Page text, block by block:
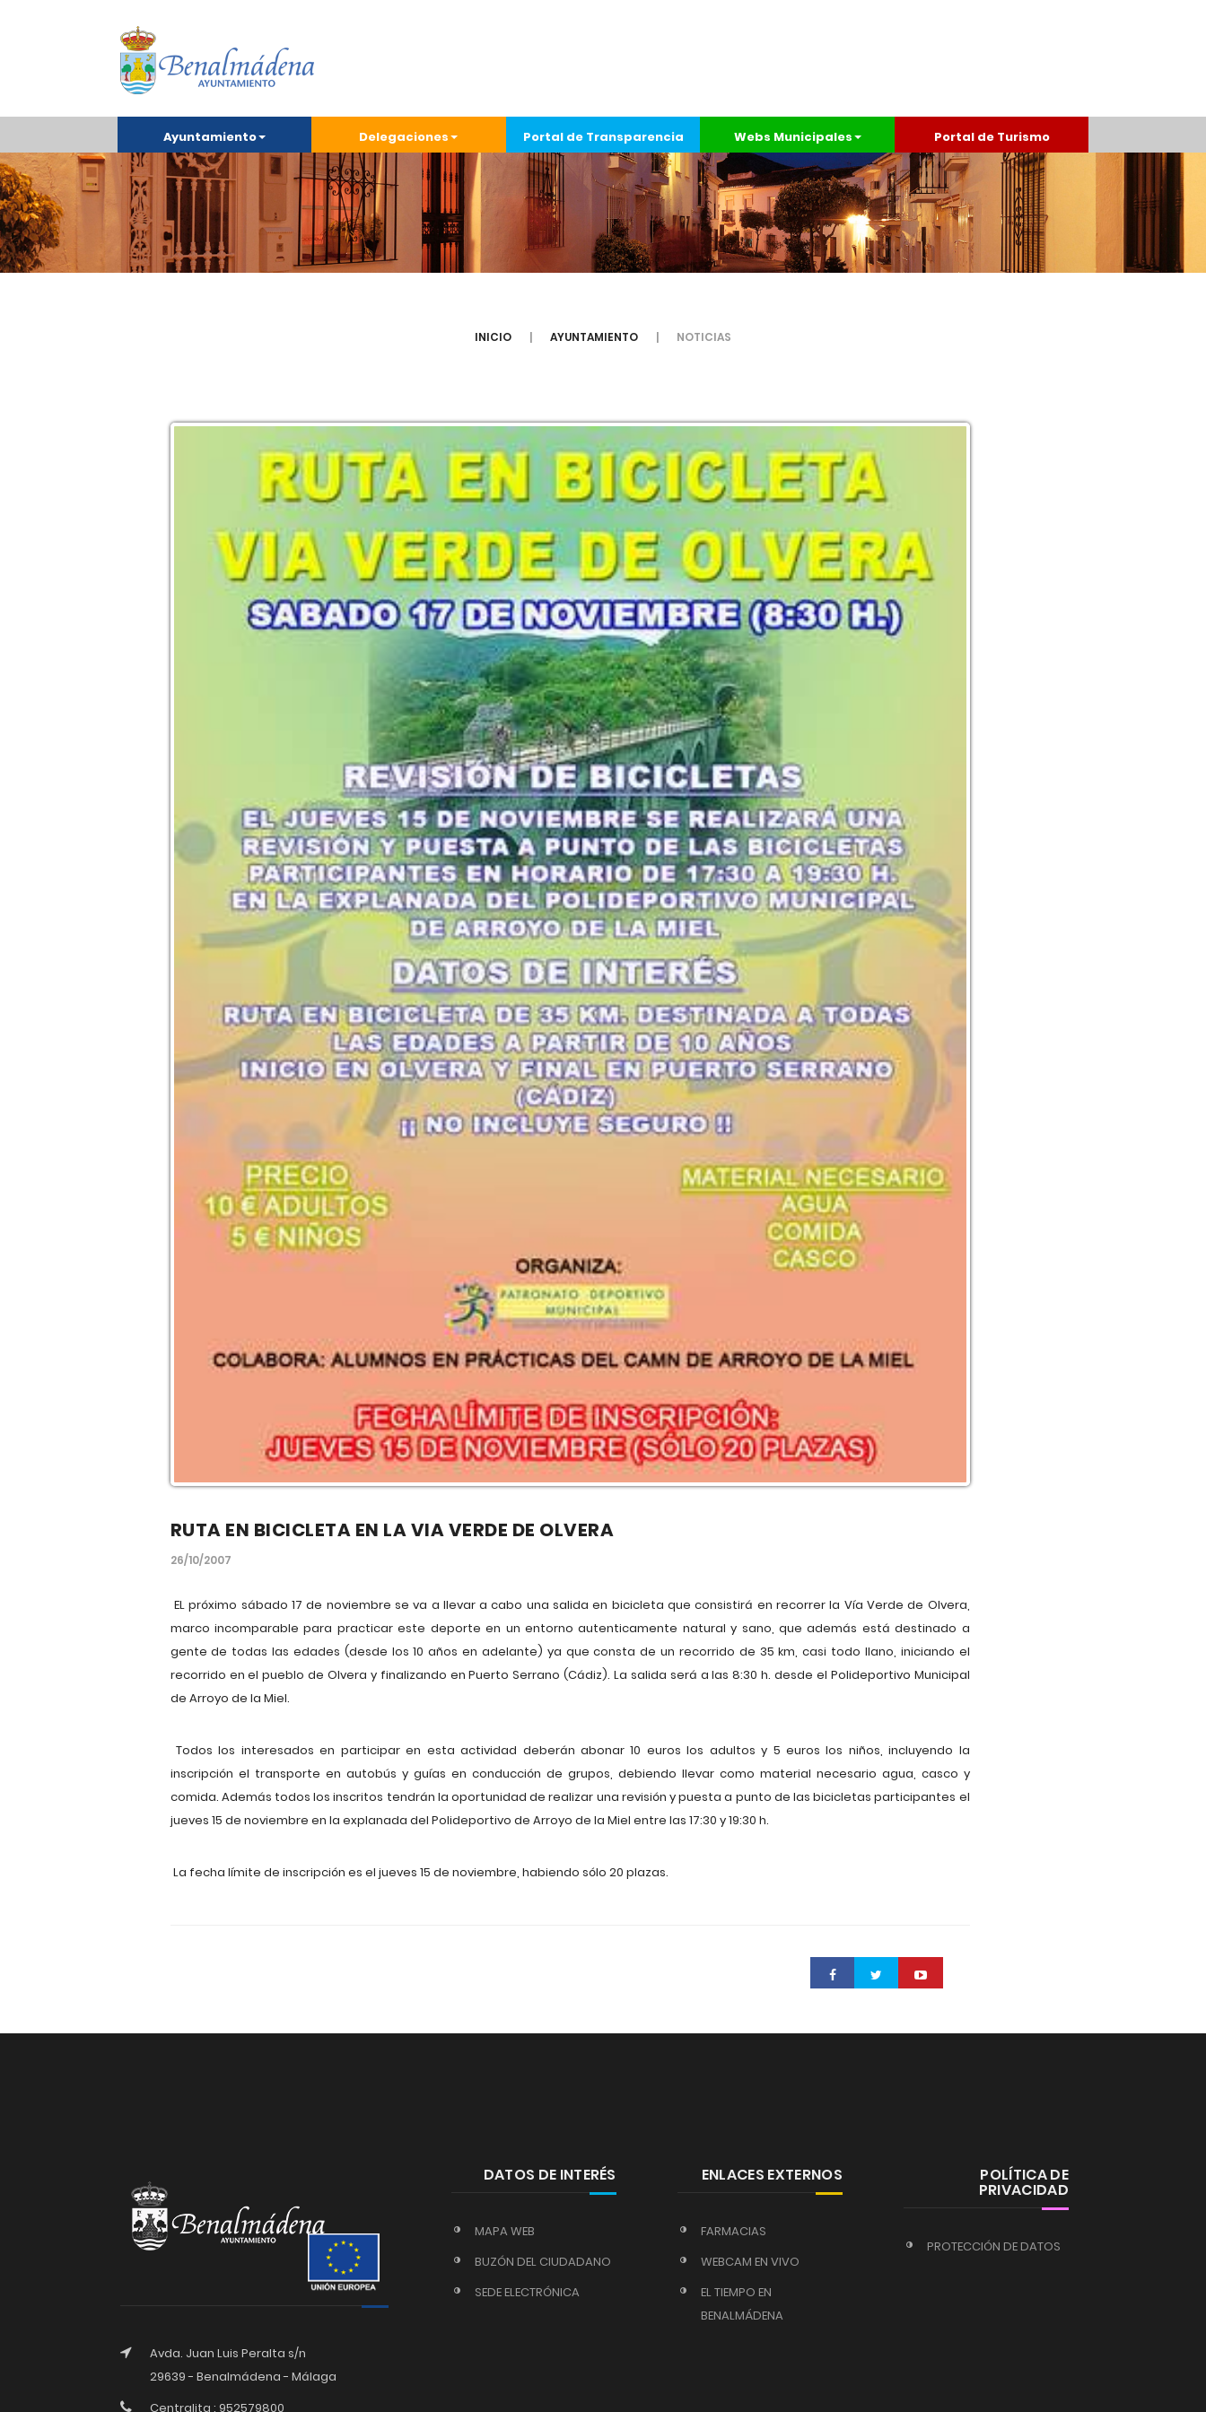
Ayuntamiento Delegaciones Portal de Transparencia Webs Municipales Portal de Turismo
INICIO AYUNTAMIENTO NOTICIAS
RUTA EN BICICLETA EN LA VIA VERDE DE OLVERA
26/10/2007
EL próximo sábado 17 de noviembre se va a llevar a cabo una salida en bicicleta que consistirá en recorrer la Vía Verde de Olvera,
marco incomparable para practicar este deporte en un entorno autenticamente natural y sano, que además está destinado a
gente de todas las edades (desde los 10 años en adelante) ya que consta de un recorrido de 35 km, casi todo llano, iniciando el
recorrido en el pueblo de Olvera y finalizando en Puerto Serrano (Cádiz). La salida será a las 8:30 h. desde el Polideportivo Municipal
de Arroyo de la Miel.
Todos los interesados en participar en esta actividad deberán abonar 10 euros los adultos y 5 euros los niños, incluyendo la
inscripción el transporte en autobús y guías en conducción de grupos, debiendo llevar como material necesario agua, casco y
comida. Además todos los inscritos tendrán la oportunidad de realizar una revisión y puesta a punto de las bicicletas participantes el
jueves 15 de noviembre en la explanada del Polideportivo de Arroyo de la Miel entre las 17:30 y 19:30 h.
La fecha límite de inscripción es el jueves 15 de noviembre, habiendo sólo 20 plazas.
Avda. Juan Luis Peralta s/n
29639 - Benalmádena - Málaga
Centralita : 952579800
DATOS DE INTERÉS
MAPA WEB
BUZÓN DEL CIUDADANO
SEDE ELECTRÓNICA
ENLACES EXTERNOS
FARMACIAS
WEBCAM EN VIVO
EL TIEMPO EN
BENALMÁDENA
POLÍTICA DE
PRIVACIDAD
PROTECCIÓN DE DATOS